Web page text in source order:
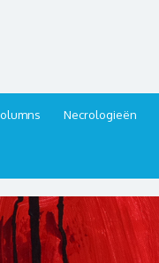
Necrologieën